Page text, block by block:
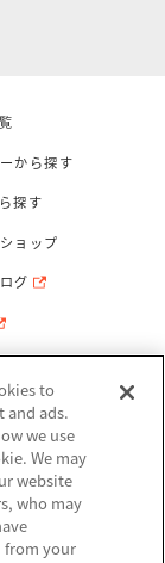
から探す
探す
ョップ
グ
保護方針
to
and ads.
we use
We may
website
who may
from your